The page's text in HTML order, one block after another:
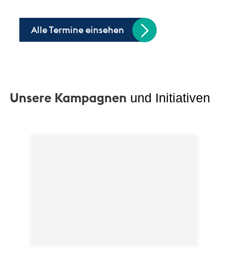
Alle Termine einsehen
Unsere Kampagnen und Initiativen